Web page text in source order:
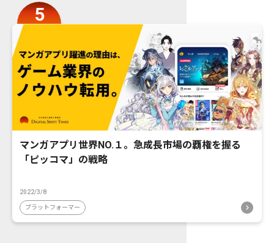
マンガアプリ世界NO.１。急成長市場の覇権を握る
「ピッコマ」の戦略
2022/3/8
プラットフォーマー